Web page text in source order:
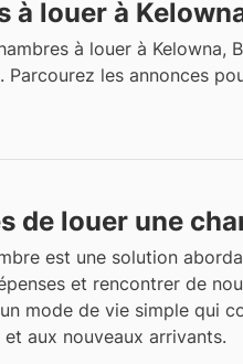
à louer à
à louer à
Parcourez les annonces
de louer une
est une solution
et rencontrer de
mode de vie simple qui
aux nouveaux arrivants.